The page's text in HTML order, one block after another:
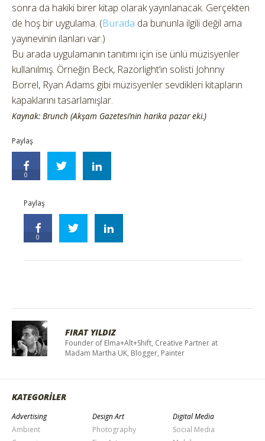
sonra da hakiki birer kitap olarak yayınlanacak. Gerçekten
de hoş bir uygulama. (Burada da bununla ilgili değil ama
yayınevinin ilanları var.)
Bu arada uygulamanın tanıtımı için ise ünlü müzisyenler
kullanılmış. Örneğin Beck, Razorlight’ın solisti Johnny
Borrel, Ryan Adams gibi müzisyenler sevdikleri kitapların
kapaklarını tasarlamışlar.
Kaynak: Brunch (Akşam Gazetesi’nin harika pazar eki.)
Paylaş
0
Paylaş
0
FIRAT YILDIZ
Founder of Elma+Alt+Shift, Creative Partner at
Madam Martha UK, Blogger, Painter
KATEGORİLER
Advertising
Ambient
Design Art
Photography
Digital Media
Social Media